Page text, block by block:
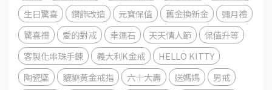
生日驚喜
鑽飾改造 元寶保值 舊金換新金
彌月禮
驚喜禮
愛的對戒 幸運石 天天情人節
保值升等
客製化串珠手鍊
義大利K金戒
HELLO KITTY
陶瓷墜
貔貅黃金戒指 六十大壽 送媽媽
男戒